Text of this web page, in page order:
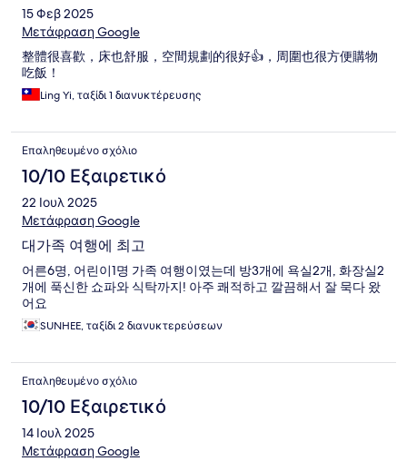
15 Φεβ 2025
Μετάφραση Google
整體很喜歡，床也舒服，空間規劃的很好👍，周圍也很方便購物
吃飯！
Ling Yi, ταξίδι 1 διανυκτέρευσης
Επαληθευμένο σχόλιο
10/10 Εξαιρετικό
22 Ιουλ 2025
Μετάφραση Google
대가족 여행에 최고
어른6명, 어린이1명 가족 여행이였는데 방3개에 욕실2개, 화장실2
개에 푹신한 쇼파와 식탁까지! 아주 쾌적하고 깔끔해서 잘 묵다 왔
어요
SUNHEE, ταξίδι 2 διανυκτερεύσεων
Επαληθευμένο σχόλιο
10/10 Εξαιρετικό
14 Ιουλ 2025
Μετάφραση Google